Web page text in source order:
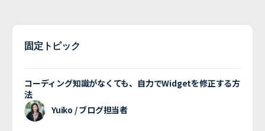
固定トピック
コーディング知識がなくても、自力でWidgetを修正する方
法
Yuiko / ブログ担当者